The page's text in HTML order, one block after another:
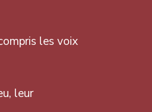
les voix
leur